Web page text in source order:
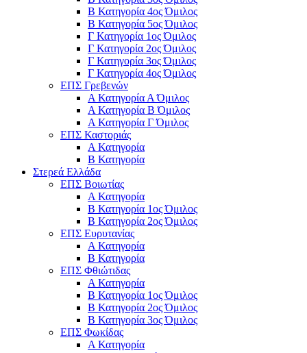
Β Κατηγορία 4ος Όμιλος
Β Κατηγορία 5ος Όμιλος
Γ Κατηγορία 1ος Όμιλος
Γ Κατηγορία 2ος Όμιλος
Γ Κατηγορία 3ος Όμιλος
Γ Κατηγορία 4ος Όμιλος
ΕΠΣ Γρεβενών
Α Κατηγορία Α Όμιλος
Α Κατηγορία B Όμιλος
Α Κατηγορία Γ Όμιλος
ΕΠΣ Καστοριάς
Α Κατηγορία
Β Κατηγορία
Στερεά Ελλάδα
ΕΠΣ Βοιωτίας
Α Κατηγορία
Β Κατηγορία 1ος Όμιλος
Β Κατηγορία 2ος Όμιλος
ΕΠΣ Ευρυτανίας
Α Κατηγορία
Β Κατηγορία
ΕΠΣ Φθιώτιδας
Α Κατηγορία
Β Κατηγορία 1ος Όμιλος
Β Κατηγορία 2ος Όμιλος
Β Κατηγορία 3ος Όμιλος
ΕΠΣ Φωκίδας
Α Κατηγορία